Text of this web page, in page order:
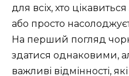
для всіх, хто
або просто
На перший погляд
здатися однаковими,
важливі відмінності,